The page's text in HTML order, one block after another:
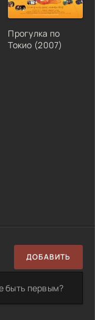
Прогулка по
Токио (2007)
ДОБАВИТЬ
быть первым?